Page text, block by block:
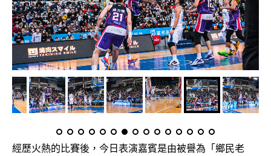
經歷火熱的比賽後，今日表演嘉賓是由被譽為「鄉民老